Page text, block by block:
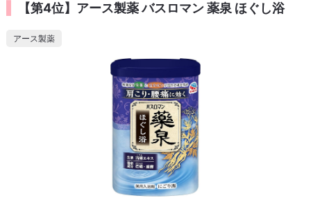
【第4位】アース製薬 バスロマン 薬泉 ほぐし浴
アース製薬